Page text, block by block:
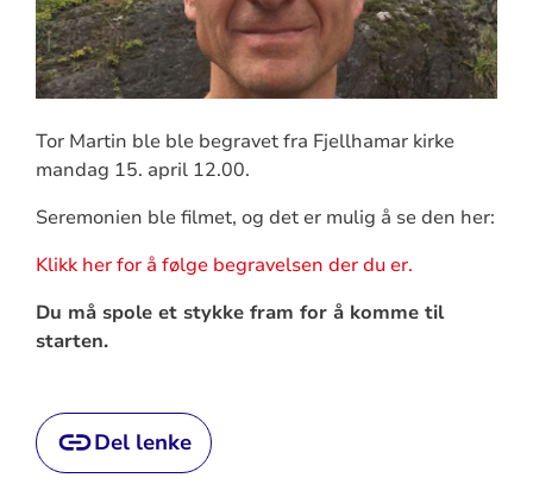
Tor Martin ble ble begravet fra Fjellhamar kirke
mandag 15. april 12.00.
Seremonien ble filmet, og det er mulig å se den her:
Klikk her for å følge begravelsen der du er.
Du må spole et stykke fram for å komme til
starten.
Del lenke